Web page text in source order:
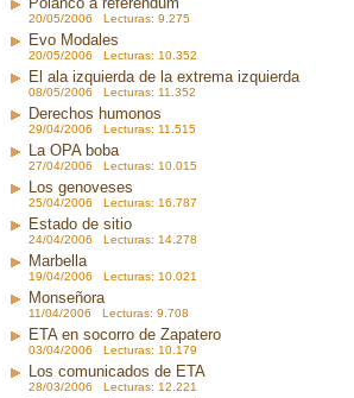
20/05/2006 Lecturas: 9.275
Evo Modales
20/05/2006 Lecturas: 10.352
El ala izquierda de la extrema izquierda
08/05/2006 Lecturas: 11.352
Derechos humonos
29/04/2006 Lecturas: 11.515
La OPA boba
27/04/2006 Lecturas: 10.015
Los genoveses
25/04/2006 Lecturas: 16.787
Estado de sitio
24/04/2006 Lecturas: 14.278
Marbella
19/04/2006 Lecturas: 10.021
Monseñora
11/04/2006 Lecturas: 9.708
ETA en socorro de Zapatero
03/04/2006 Lecturas: 10.179
Los comunicados de ETA
28/03/2006 Lecturas: 12.221